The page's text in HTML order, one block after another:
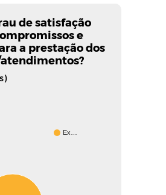
de satisfação
e
a prestação dos
Ex…